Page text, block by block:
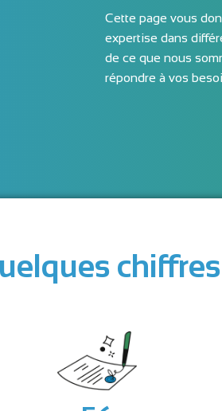
Cette page vous
expertise dans
de ce que nous
répondre à vos
chiffres